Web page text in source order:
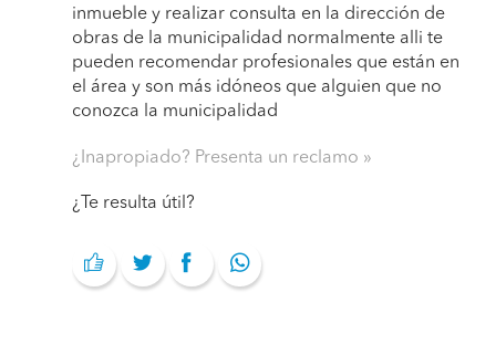
inmueble y realizar consulta en la dirección de
obras de la municipalidad normalmente alli te
pueden recomendar profesionales que están en
el área y son más idóneos que alguien que no
conozca la municipalidad
¿Inapropiado? Presenta un reclamo
¿Te resulta útil?